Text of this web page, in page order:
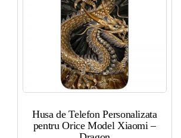
Husa de Telefon Personalizata
pentru Orice Model Xiaomi –